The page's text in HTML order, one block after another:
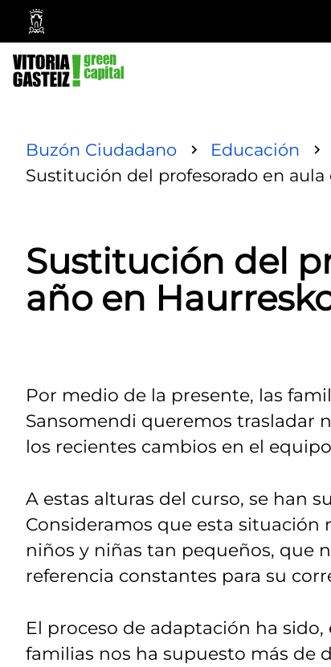
Ayuntamiento
Vitoria-
Gasteiz
Buzón Ciudadano Educación
Sustitución del profesorado en aula
Sustitución del
año en
Por medio de la presente, las
Sansomendi queremos trasladar
los recientes cambios en el
A estas alturas del curso, se han
Consideramos que esta
niños y niñas tan pequeños, que
referencia constantes para su
El proceso de adaptación ha
familias nos ha supuesto más de